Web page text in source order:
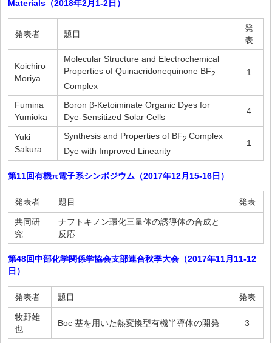
Materials（2018年2月1-2日）
発表者 題目
発
表
Koichiro
Moriya
Molecular Structure and Electrochemical
Properties of Quinacridonequinone BF2
Complex
1
Fumina
Yumioka
Boron β-Ketoiminate Organic Dyes for
Dye-Sensitized Solar Cells
4
Yuki
Sakura
Synthesis and Properties of BF2Complex
Dye with Improved Linearity
1
第11回有機π電子系シンポジウム（2017年12月15-16日 ）
発表者 題目 発表
共同研
究
ナフトキノン環化三量体の誘導体の合成と
反応
第48回中部化学関係学協会支部連合秋季大会（2017年11月11-12
日 ）
発表者 題目 発表
牧野雄
也
Boc 基を用いた熱変換型有機半導体の開発 3